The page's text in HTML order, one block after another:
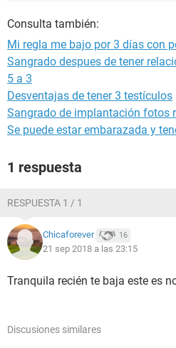
Consulta también:
Mi regla me bajo por 3 días con
Sangrado despues de tener
5 a 3
Desventajas de tener 3 testículos
Sangrado de implantación fotos
Se puede estar embarazada y
1 respuesta
RESPUESTA 1 / 1
Chicaforever 16
21 sep 2018 a las 23:15
Tranquila recién te baja este es
Discusiones similares